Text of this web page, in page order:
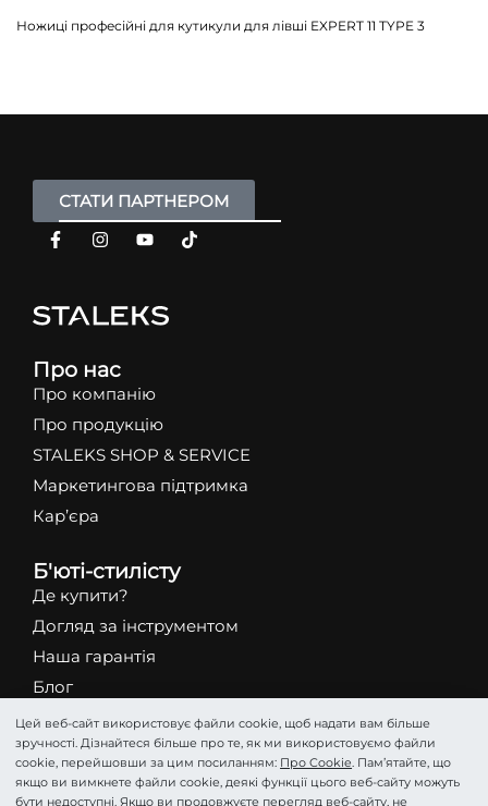
Ножиці професійні для кутикули для лівші EXPERT 11 TYPE 3
СТАТИ ПАРТНЕРОМ
Про нас
Про компанію
Про продукцію
STALEKS SHOP & SERVICE
Маркетингова підтримка
Кар’єра
Б'юті-стилісту
Де купити?
Догляд за інструментом
Наша гарантія
Блог
STALEKS Nail Center Warsaw
STALEKS Service Center Warsaw
Цей веб-сайт використовує файли cookie, щоб надати вам більше
зручності. Дізнайтеся більше про те, як ми використовуємо файли
cookie, перейшовши за цим посиланням: Про Cookie. Пам’ятайте, що
якщо ви вимкнете файли cookie, деякі функції цього веб-сайту можуть
бути недоступні. Якщо ви продовжуєте перегляд веб-сайту, не